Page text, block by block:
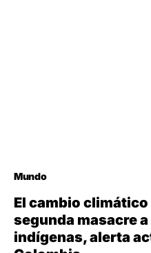
Mundo
El cambio
segunda masacre
indígenas, alerta